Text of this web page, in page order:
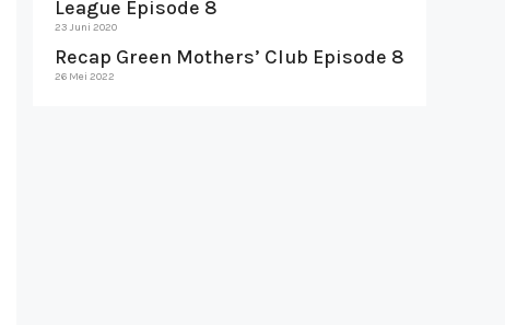
League Episode 8
23 Juni 2020
Recap Green Mothers’ Club Episode 8
26 Mei 2022